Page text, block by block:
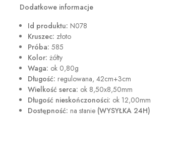
Dodatkowe informacje
Id produktu: N078
Kruszec: złoto
Próba: 585
Kolor: żółty
Waga: ok 0,80g
Długość: regulowana, 42cm+3cm
Wielkość serca: ok 8,50x8,50mm
Długość nieskończoności: ok 12,00mm
Dostępność: na stanie (WYSYŁKA 24H)